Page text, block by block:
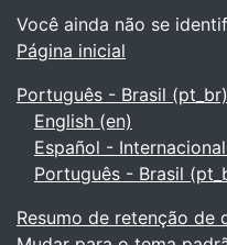
Você ainda não se
Página inicial
Português - Brasil ‎(pt_br)‎
English ‎(en)‎
Español -
Português - Brasil
Resumo de retenção de